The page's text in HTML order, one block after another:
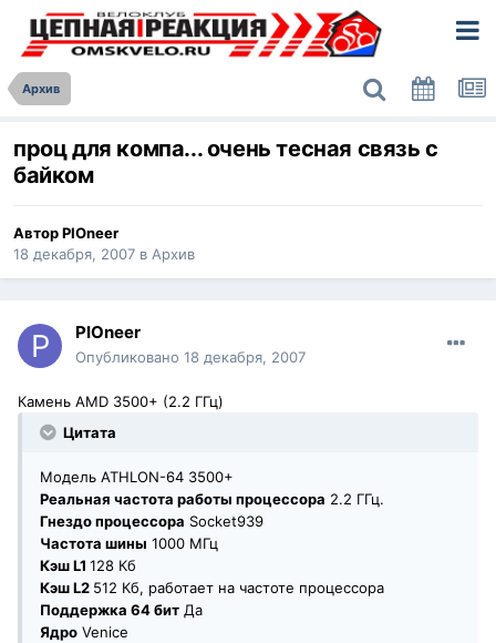
Архив
проц для компа... очень тесная связь с
байком
АвторPIOneer
18 декабря, 2007 в Архив
PIOneer
Опубликовано 18 декабря, 2007
Камень AMD 3500+ (2.2 ГГц)
Цитата
Модель ATHLON-64 3500+
Реальная частота работы процессора 2.2 ГГц.
Гнездо процессора Socket939
Частота шины 1000 МГц
Кэш L1 128 Кб
Кэш L2 512 Кб, работает на частоте процессора
Поддержка 64 бит Да
Ядро Venice